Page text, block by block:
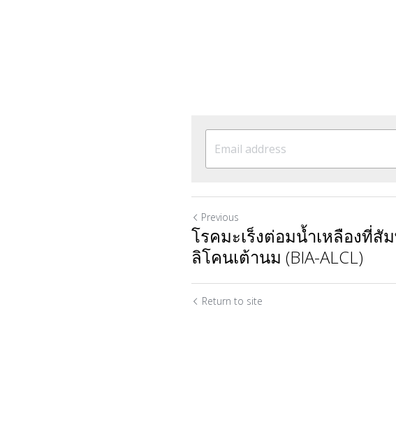
Previous
โรคมะเร็งต่อมน้ำเหลืองที่สั
ลิโคนเต้านม (BIA-ALCL)
Return to site